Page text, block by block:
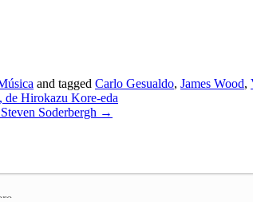
and tagged Carlo Gesualdo, James Wood,
de Hirokazu Kore-eda
Soderbergh →